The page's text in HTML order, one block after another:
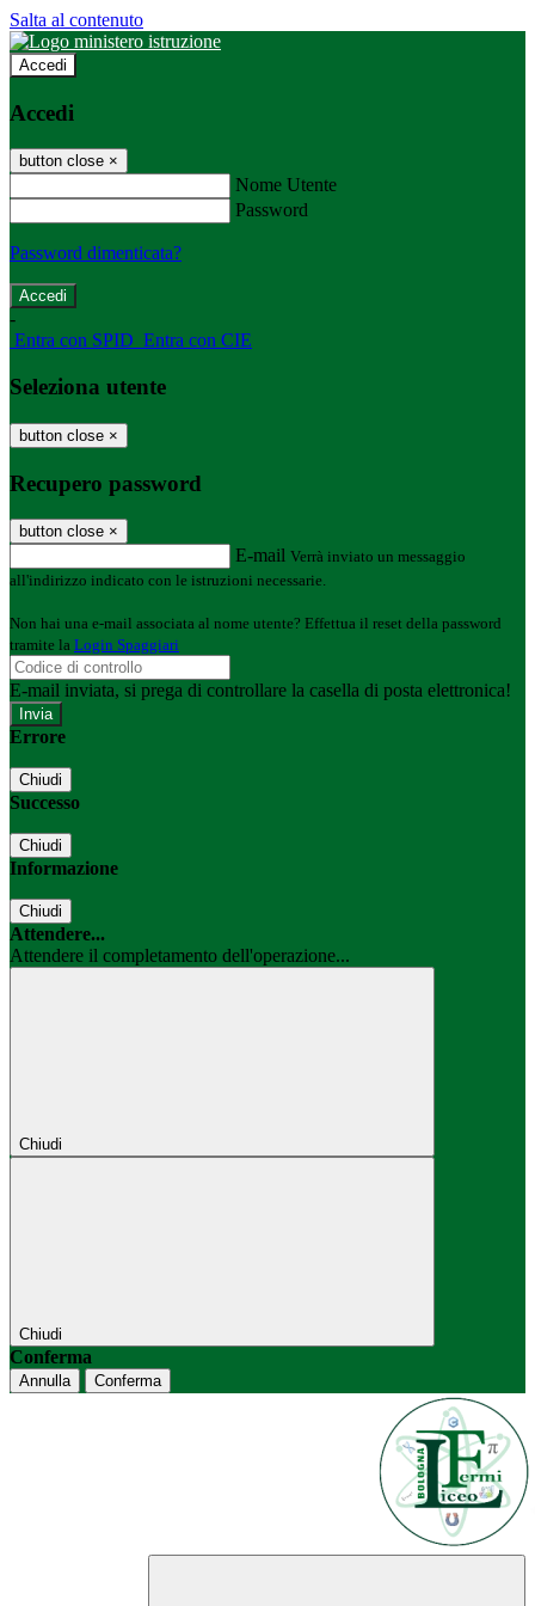
Salta al contenuto
Accedi
Accedi
button close ×
Nome Utente
Password
Password dimenticata?
-
Entra con SPID Entra con CIE
Seleziona utente
button close ×
Recupero password
button close ×
E-mail Verrà inviato un messaggio
all'indirizzo indicato con le istruzioni necessarie.
Non hai una e-mail associata al nome utente? Effettua il reset della password
tramite la Login Spaggiari
E-mail inviata, si prega di controllare la casella di posta elettronica!
Errore
Chiudi
Successo
Chiudi
Informazione
Chiudi
Attendere...
Attendere il completamento dell'operazione...
Chiudi
Chiudi
Conferma
Annulla Conferma